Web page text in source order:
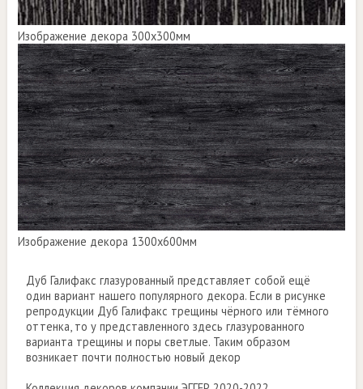
Изображение декора 300х300мм
Изображение декора 1300х600мм
Дуб Галифакс глазурованный представляет собой ещё
один вариант нашего популярного декора. Если в рисунке
репродукции Дуб Галифакс трещины чёрного или тёмного
оттенка, то у представленного здесь глазурованного
варианта трещины и поры светлые. Таким образом
возникает почти полностью новый декор